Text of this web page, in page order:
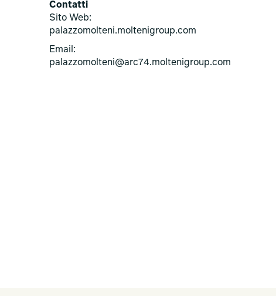
Contatti
Sito Web:
palazzomolteni.moltenigroup.com
Email:
palazzomolteni@arc74.moltenigroup.com